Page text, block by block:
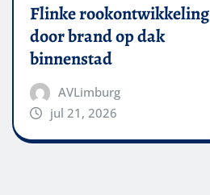
Flinke rookontwikkeling
door brand op dak
binnenstad
AVLimburg
jul 21, 2026